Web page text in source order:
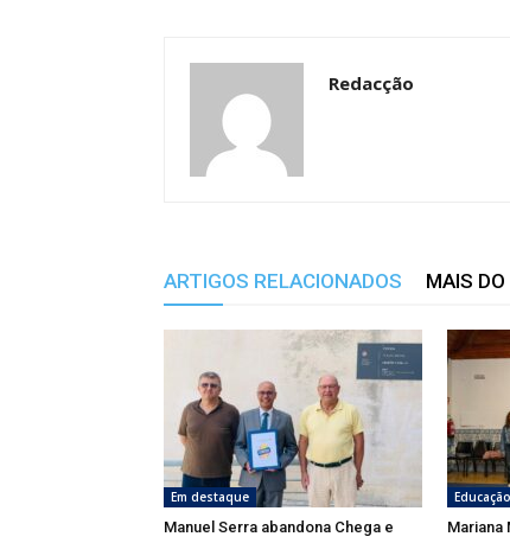
Redacção
ARTIGOS RELACIONADOS MAIS
Em destaque
Manuel Serra abandona Chega e
Educação
Mariana